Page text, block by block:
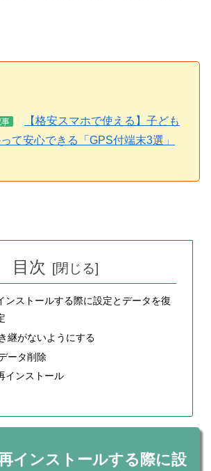
【格安スマホで使える】子ども
て安心できる「GPS付端末3選」
目次
ンストールする際に設定とデータを復
継がないようにする
ータ削除
インストール
インストールする際に設